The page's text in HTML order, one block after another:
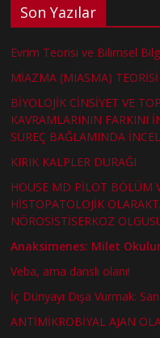
Son Yazılar
Evrim Teorisi ve Bilimsel
MİAZMA (MIASMA) TEORİSİ
BİYOLOJİK CİNSİYET VE
KAVRAMLARININ FARKINI
SÜREÇ BAĞLAMINDA
KIRIK KALPLER DURAĞI
HOUSE MD PİLOT BÖLÜM
HİSTOPATOLOJİK
NÖROSİSTİSERKOZ
Anaksimenes: Milet
Veba, ama danslı olanı!
İç Dünyayı Dışa Vurmak:
ANTİMİKROBİYAL AJAN